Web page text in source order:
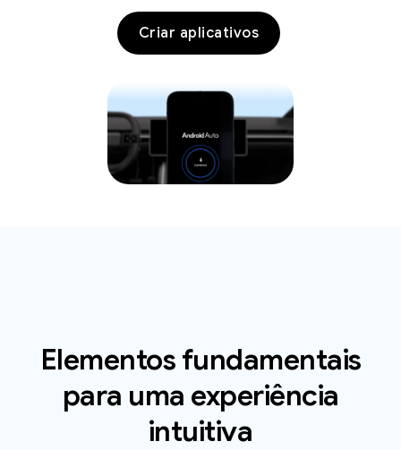
Criar aplicativos
Elementos fundamentais
para uma experiência
intuitiva